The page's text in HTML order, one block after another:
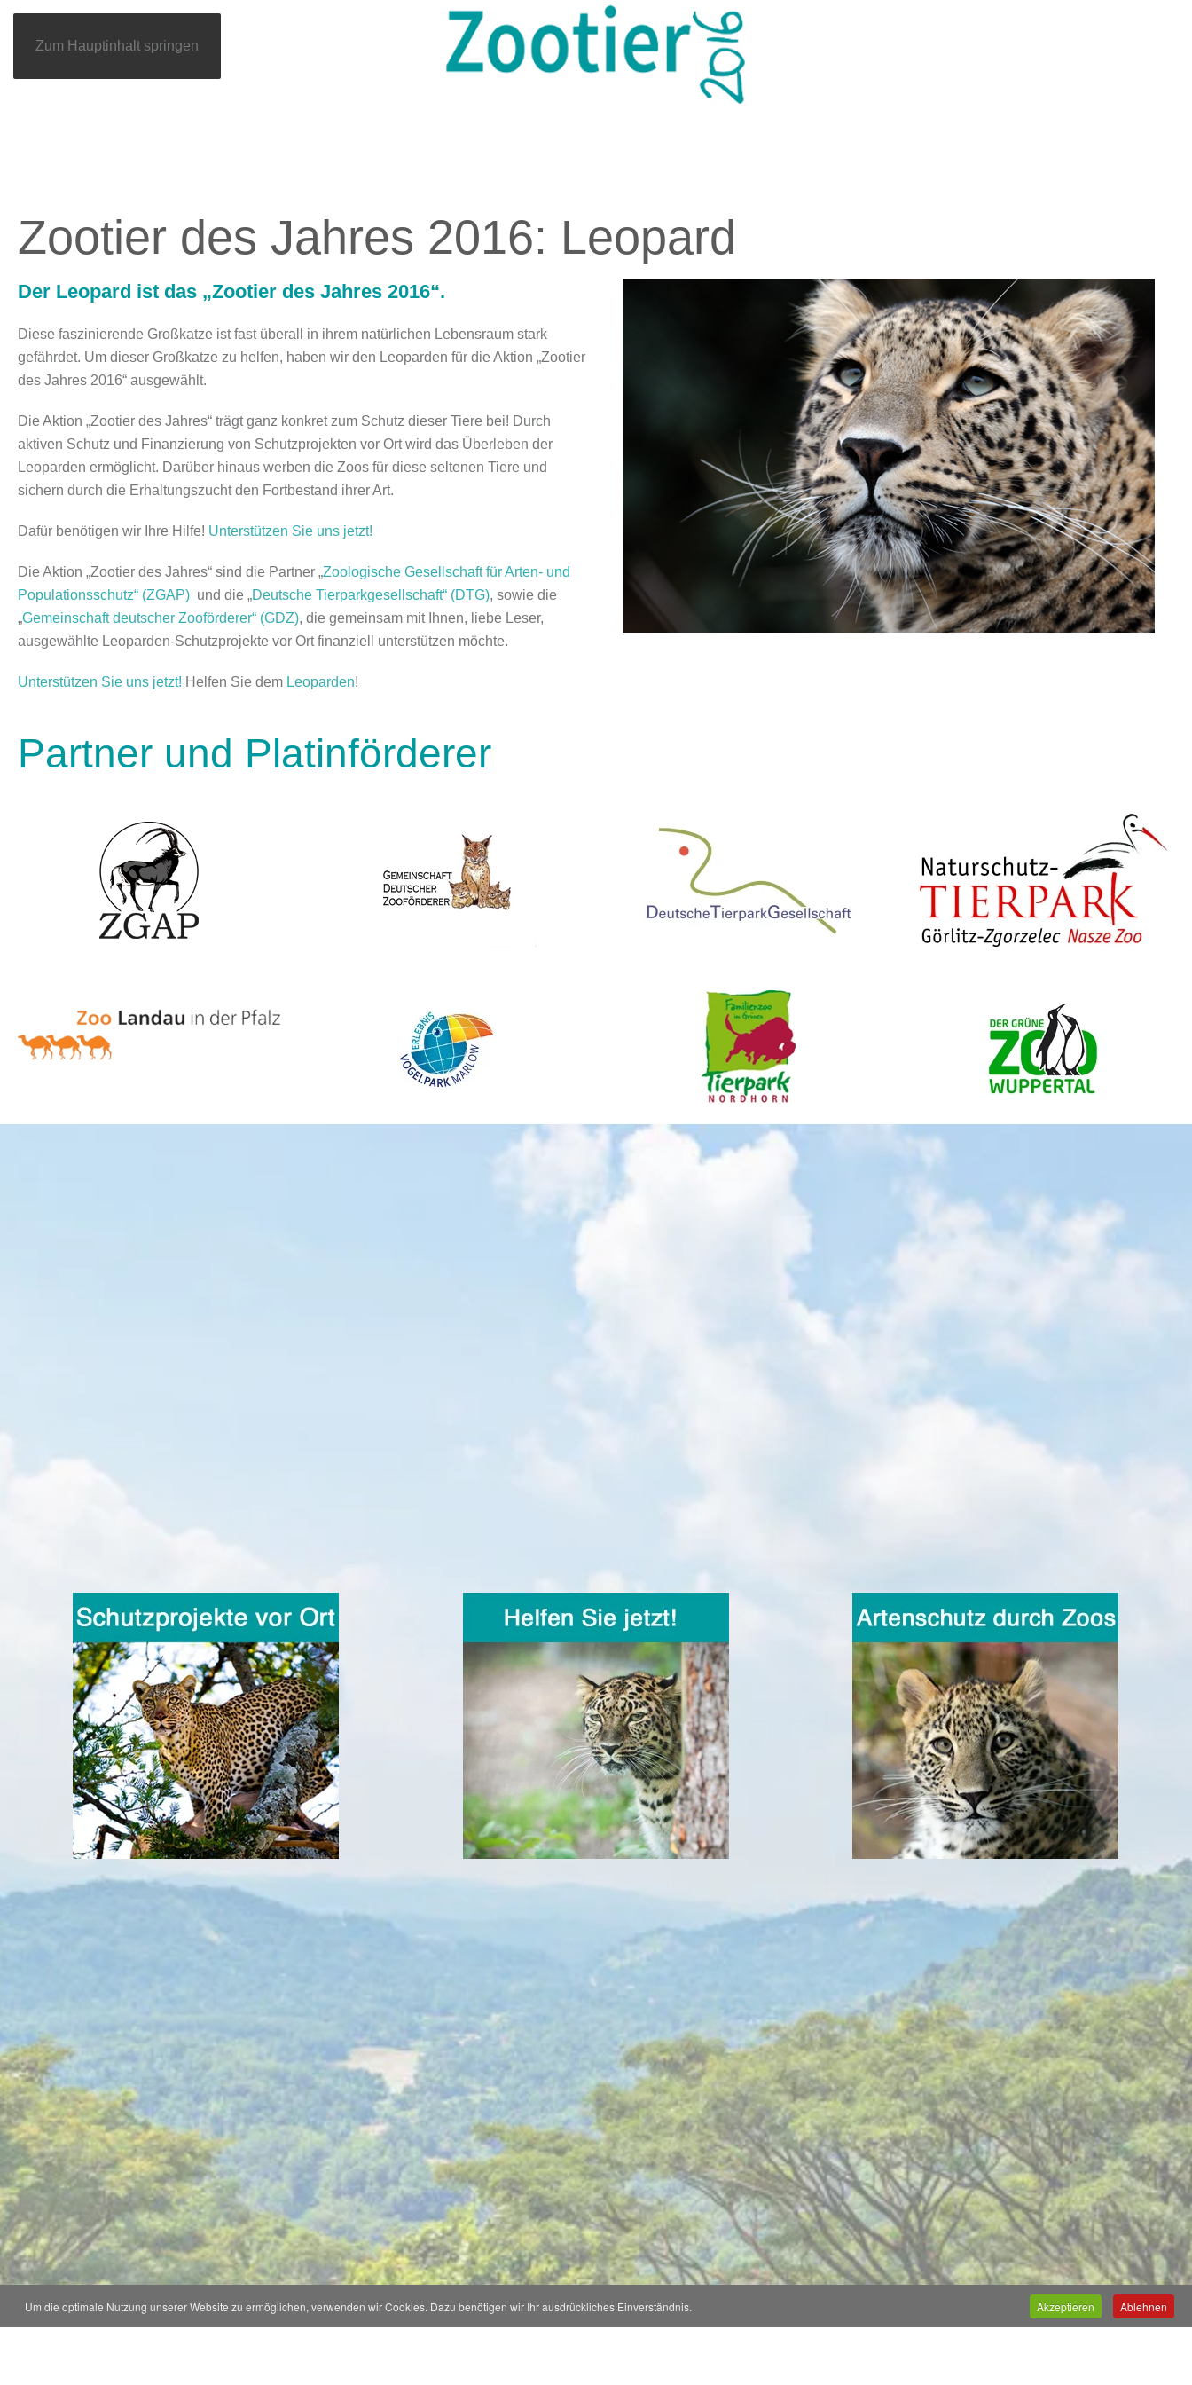
Um die optimale Nutzung unserer Website zu ermöglichen, verwenden wir Cookies. Dazu benötigen wir Ihr ausdrückliches Einverständnis. Akzeptieren Ablehnen
Zum Hauptinhalt springen
Zootier des Jahres 2016: Leopard
Der Leopard ist das „Zootier des Jahres 2016“.
Diese faszinierende Großkatze ist fast überall in ihrem natürlichen Lebensraum stark
gefährdet. Um dieser Großkatze zu helfen, haben wir den Leoparden für die Aktion „Zootier
des Jahres 2016“ ausgewählt.
Die Aktion „Zootier des Jahres“ trägt ganz konkret zum Schutz dieser Tiere bei! Durch
aktiven Schutz und Finanzierung von Schutzprojekten vor Ort wird das Überleben der
Leoparden ermöglicht. Darüber hinaus werben die Zoos für diese seltenen Tiere und
sichern durch die Erhaltungszucht den Fortbestand ihrer Art.
Dafür benötigen wir Ihre Hilfe! Unterstützen Sie uns jetzt!
Die Aktion „Zootier des Jahres“ sind die Partner „Zoologische Gesellschaft für Arten- und
Populationsschutz“ (ZGAP) und die „Deutsche Tierparkgesellschaft“ (DTG), sowie die
„Gemeinschaft deutscher Zooförderer“ (GDZ), die gemeinsam mit Ihnen, liebe Leser,
ausgewählte Leoparden-Schutzprojekte vor Ort finanziell unterstützen möchte.
Unterstützen Sie uns jetzt! Helfen Sie dem Leoparden!
Partner und Platinförderer